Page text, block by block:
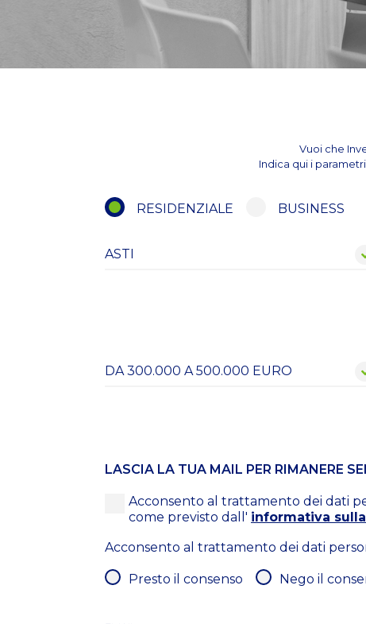
Vuoi che
Indica qui i
RESIDENZIALE BUSINESS
LASCIA LA TUA MAIL PER RIMANERE
Acconsento al trattamento dei dati
come previsto dall' informativa
Acconsento al trattamento dei dati
Presto il consenso Nego il